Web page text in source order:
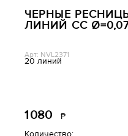
ЧЕРНЫЕ
ЛИНИЙ CC Ø=0,07
Арт: NVL2371
20 линий
1080 Р